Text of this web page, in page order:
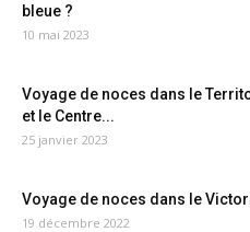
bleue ?
10 mai 2023
Voyage de noces dans le
et le Centre...
25 janvier 2023
Voyage de noces dans le
19 décembre 2022